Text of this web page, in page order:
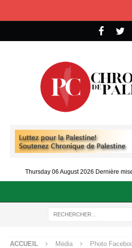
Thursday 06 August 2026 Dernière
ACCUEIL Média Photo